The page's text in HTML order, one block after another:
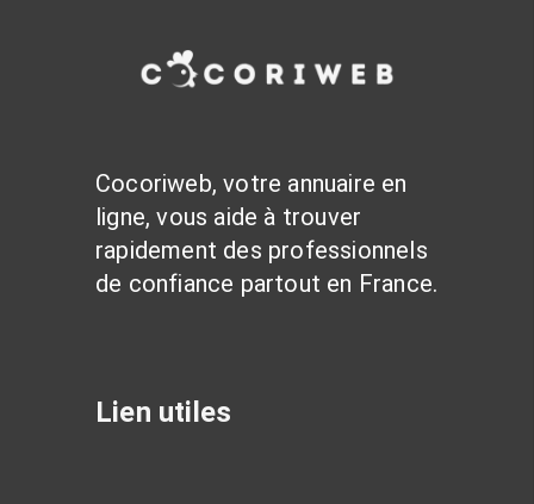
Cocoriweb, votre annuaire en
ligne, vous aide à trouver
rapidement des professionnels
de confiance partout en France.
Lien utiles